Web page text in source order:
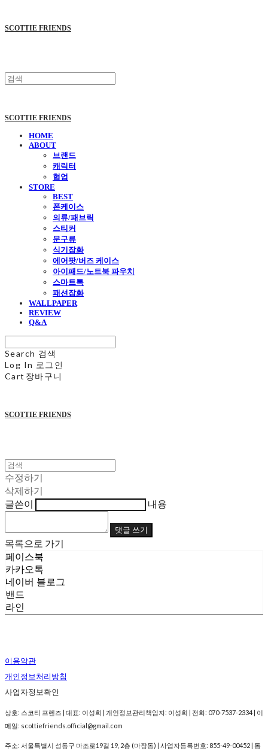
SCOTTIE FRIENDS
SCOTTIE FRIENDS
HOME
ABOUT
브랜드
캐릭터
협업
STORE
BEST
폰케이스
의류/패브릭
스티커
문구류
식기잡화
에어팟/버즈 케이스
아이패드/노트북 파우치
스마트톡
패션잡화
WALLPAPER
REVIEW
Q&A
Search 검색
Log In 로그인
Cart 장바구니
SCOTTIE FRIENDS
수정하기
삭제하기
글쓴이
내용
댓글 쓰기
목록으로 가기
페이스북
카카오톡
네이버 블로그
밴드
라인
이용약관
개인정보처리방침
사업자정보확인
상호: 스코티 프렌즈 | 대표: 이성희 | 개인정보관리책임자: 이성희 | 전화: 070-7537-2334 | 이
메일: scottiefriends.official@gmail.com
주소: 서울특별시 성동구 마조로19길 19, 2층 (마장동) | 사업자등록번호: 855-49-00452 | 통